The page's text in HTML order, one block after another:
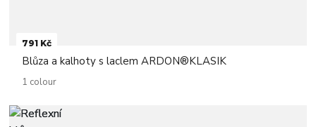
791 Kč
Blůza a kalhoty s laclem ARDON®KLASIK
1 colour